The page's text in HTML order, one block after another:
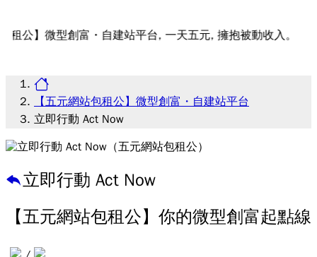
型創富・自建站平台, 一天五元, 擁抱被動收入。
【五元網站包租公】微型創富・自建站平台
立即行動 Act Now
立即行動 Act Now
【五元網站包租公】你的微型創富起點線